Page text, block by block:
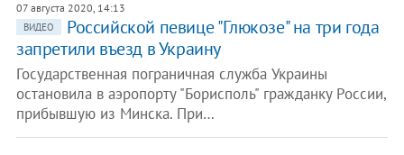
07 августа 2020, 14:13
ВИДЕО
Российской певице "Глюкозе" на три года
запретили въезд в Украину
Государственная пограничная служба Украины
остановила в аэропорту "Борисполь" гражданку России,
прибывшую из Минска. При…